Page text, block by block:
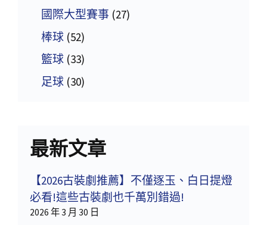
國際大型賽事 (27)
棒球 (52)
籃球 (33)
足球 (30)
最新文章
【2026古裝劇推薦】不僅逐玉、白日提燈
必看!這些古裝劇也千萬別錯過!
2026 年 3 月 30 日